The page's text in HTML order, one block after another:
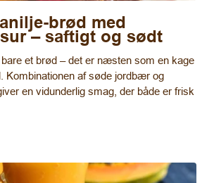
brød med
– saftigt og sødt
et brød – det er næsten som en kage
Kombinationen af søde jordbær og
en vidunderlig smag, der både er frisk